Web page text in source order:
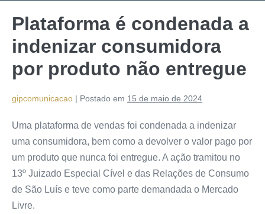
Plataforma é condenada a
indenizar consumidora
por produto não entregue
gipcomunicacao | Postado em 15 de maio de 2024
Uma plataforma de vendas foi condenada a indenizar
uma consumidora, bem como a devolver o valor pago por
um produto que nunca foi entregue. A ação tramitou no
13º Juizado Especial Cível e das Relações de Consumo
de São Luís e teve como parte demandada o Mercado
Livre.